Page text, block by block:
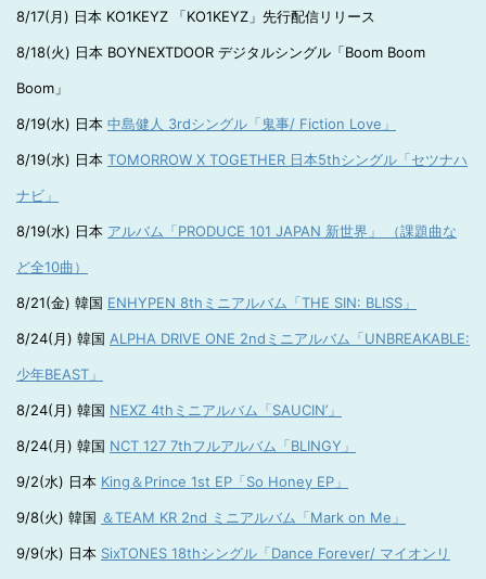
8/17(月) 日本 KO1KEYZ 「KO1KEYZ」先行配信リリース
8/18(火) 日本 BOYNEXTDOOR デジタルシングル「Boom Boom
Boom」
8/19(水) 日本 中島健人 3rdシングル「鬼事/ Fiction Love」
8/19(水) 日本 TOMORROW X TOGETHER 日本5thシングル「セツナハ
ナビ」
8/19(水) 日本 アルバム「PRODUCE 101 JAPAN 新世界」 （課題曲な
ど全10曲）
8/21(金) 韓国 ENHYPEN 8thミニアルバム「THE SIN: BLISS」
8/24(月) 韓国 ALPHA DRIVE ONE 2ndミニアルバム「UNBREAKABLE:
少年BEAST」
8/24(月) 韓国 NEXZ 4thミニアルバム「SAUCIN’」
8/24(月) 韓国 NCT 127 7thフルアルバム「BLINGY」
9/2(水) 日本 King＆Prince 1st EP「So Honey EP」
9/8(火) 韓国 ＆TEAM KR 2nd ミニアルバム「Mark on Me」
9/9(水) 日本 SixTONES 18thシングル「Dance Forever/ マイオンリ